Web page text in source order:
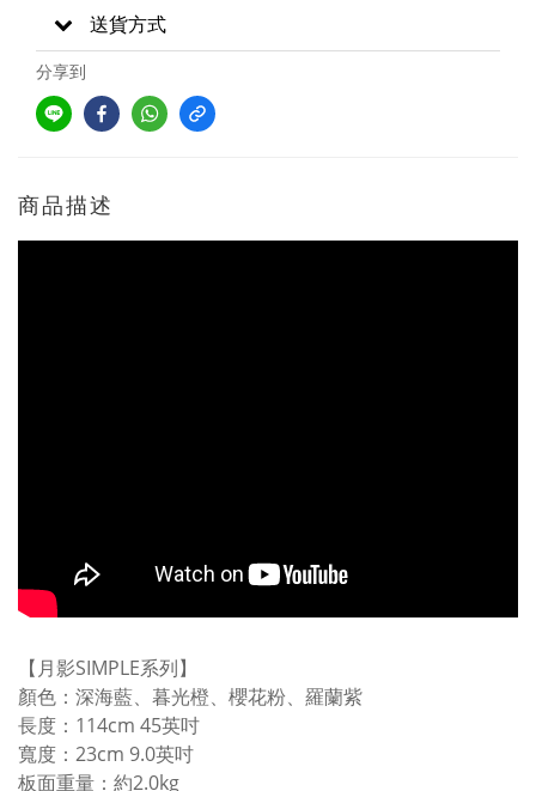
送貨方式
分享到
商品描述
【月影SIMPLE系列】
顏色：深海藍、暮光橙、櫻花粉、羅蘭紫
長度：114cm 45英吋
寬度：23cm 9.0英吋
板面重量：約2.0kg